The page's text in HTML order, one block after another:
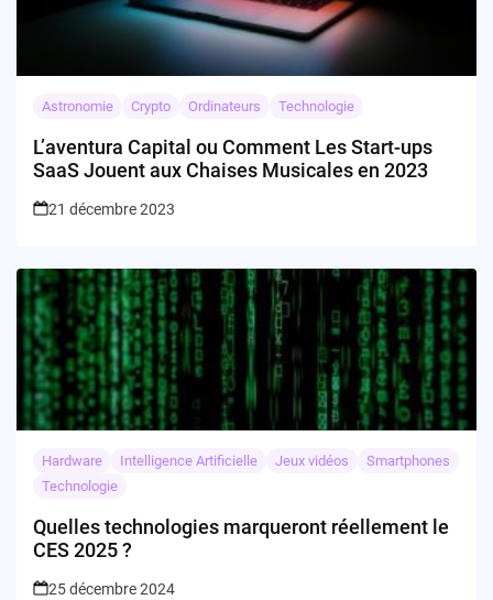
Astronomie Crypto Ordinateurs Technologie
L’aventura Capital ou Comment Les Start-ups
SaaS Jouent aux Chaises Musicales en 2023
21 décembre 2023
Hardware Intelligence Artificielle Jeux vidéos
Smartphones
Technologie
Quelles technologies marqueront réellement le
CES 2025 ?
25 décembre 2024